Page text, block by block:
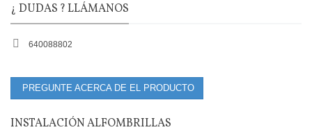
¿ DUDAS ? LLÁMANOS
640088802
PREGUNTE ACERCA DE EL PRODUCTO
INSTALACIÓN ALFOMBRILLAS